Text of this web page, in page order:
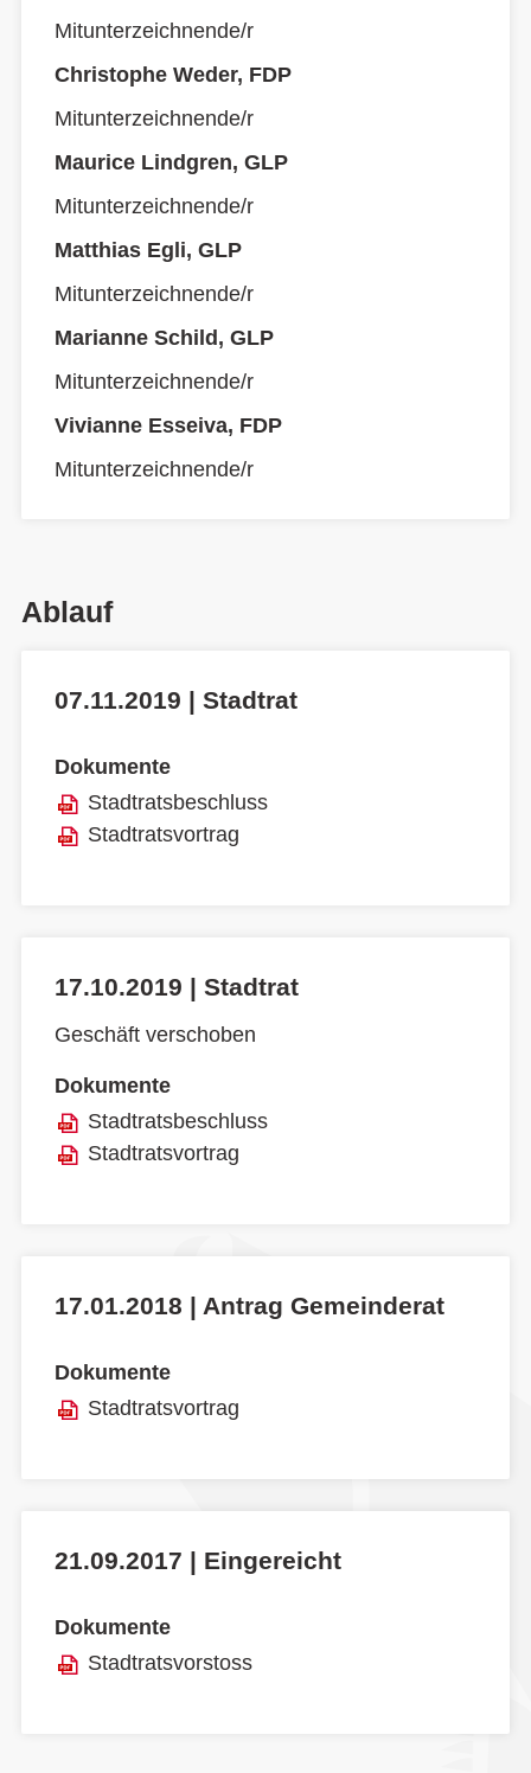
Mitunterzeichnende/r
Christophe Weder, FDP
Mitunterzeichnende/r
Maurice Lindgren, GLP
Mitunterzeichnende/r
Matthias Egli, GLP
Mitunterzeichnende/r
Marianne Schild, GLP
Mitunterzeichnende/r
Vivianne Esseiva, FDP
Mitunterzeichnende/r
Ablauf
07.11.2019 | Stadtrat
Dokumente
Stadtratsbeschluss
Stadtratsvortrag
17.10.2019 | Stadtrat
Geschäft verschoben
Dokumente
Stadtratsbeschluss
Stadtratsvortrag
17.01.2018 | Antrag Gemeinderat
Dokumente
Stadtratsvortrag
21.09.2017 | Eingereicht
Dokumente
Stadtratsvorstoss